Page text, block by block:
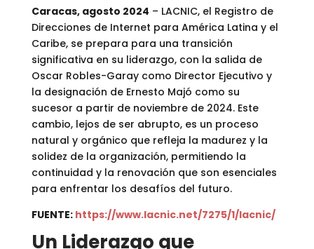
Caracas, agosto 2024 – LACNIC, el Registro de
Direcciones de Internet para América Latina y el
Caribe, se prepara para una transición
significativa en su liderazgo, con la salida de
Oscar Robles-Garay como Director Ejecutivo y
la designación de Ernesto Majó como su
sucesor a partir de noviembre de 2024. Este
cambio, lejos de ser abrupto, es un proceso
natural y orgánico que refleja la madurez y la
solidez de la organización, permitiendo la
continuidad y la renovación que son esenciales
para enfrentar los desafíos del futuro.
FUENTE: https://www.lacnic.net/7275/1/lacnic/
Un Liderazgo que